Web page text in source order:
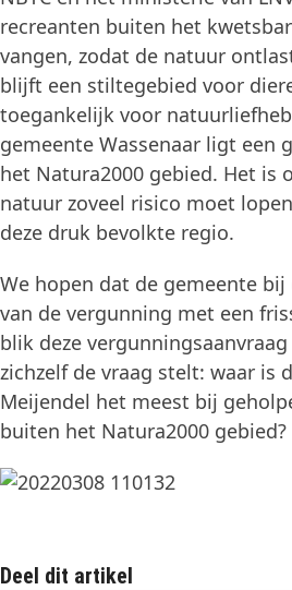
recreanten buiten het
vangen, zodat de natuur
blijft een stiltegebied voor
toegankelijk voor
gemeente Wassenaar ligt een
het Natura2000 gebied. Het is
natuur zoveel risico moet
deze druk bevolkte regio.
We hopen dat de gemeente
van de vergunning met een
blik deze
zichzelf de vraag stelt: waar is
Meijendel het meest bij
buiten het Natura2000 gebied?
Deel dit artikel